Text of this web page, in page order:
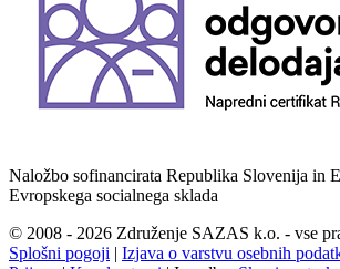
Naložbo sofinancirata Republika Slovenija in
Evropskega socialnega sklada
© 2008 - 2026 Združenje SAZAS k.o. - vse
Splošni pogoji | Izjava o varstvu osebnih